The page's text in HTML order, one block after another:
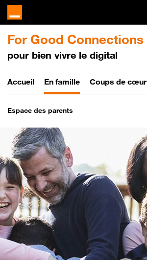
For Good Connections
pour bien vivre le digital
AccueilBien vivre le digital
En famille Coups de cœur
Espace des parents